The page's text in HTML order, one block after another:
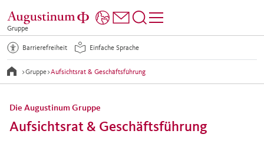
Gruppe
>Gruppe>Aufsichtsrat & Geschäftsführung
Barrierefreiheit Einfache Sprache
Aufsichtsrat & Geschäftsführung
Die Augustinum Gruppe